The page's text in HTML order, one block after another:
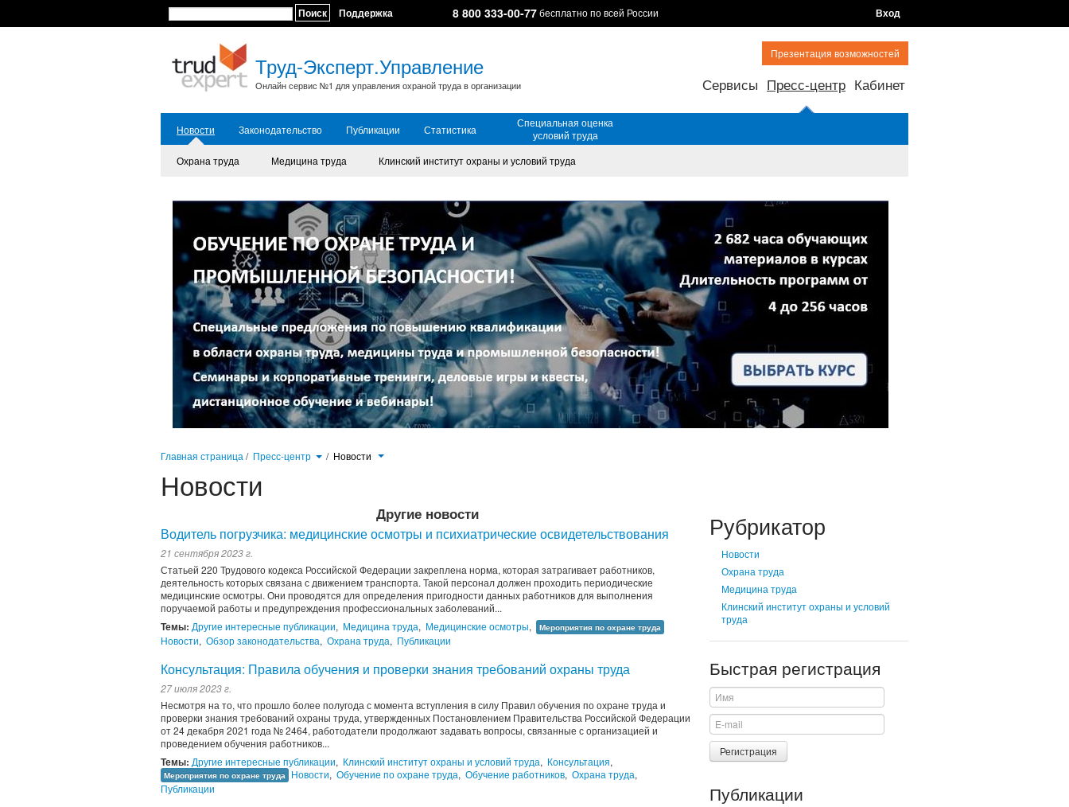
Поиск Поддержка 8 800 333-00-77бесплатно по всей России Вход
Труд-Эксперт.Управление
Онлайн сервис №1 для управления охраной труда в организации
Презентация возможностей
Сервисы Пресс-центр Кабинет
Новости Законодательство Публикации Статистика
Специальная оценка
условий труда
Охрана труда
Медицина труда Клинский институт охраны и условий труда
Главная страница / Пресс-центр / Новости
Новости
Рубрикатор
Новости
Охрана труда
Медицина труда
Клинский институт охраны и условий
труда
Быстрая регистрация
Регистрация
Публикации
Другие новости
Водитель погрузчика: медицинские осмотры и психиатрические освидетельствования
21 сентября 2023 г.
Статьей 220 Трудового кодекса Российской Федерации закреплена норма, которая затрагивает работников,
деятельность которых связана с движением транспорта. Такой персонал должен проходить периодические
медицинские осмотры. Они проводятся для определения пригодности данных работников для выполнения
поручаемой работы и предупреждения профессиональных заболеваний...
Темы: Другие интересные публикации, Медицина труда, Медицинские осмотры, Мероприятия по охране труда
Новости, Обзор законодательства, Охрана труда, Публикации
Консультация: Правила обучения и проверки знания требований охраны труда
27 июля 2023 г.
Несмотря на то, что прошло более полугода с момента вступления в силу Правил обучения по охране труда и
проверки знания требований охраны труда, утвержденных Постановлением Правительства Российской Федерации
от 24 декабря 2021 года № 2464, работодатели продолжают задавать вопросы, связанные с организацией и
проведением обучения работников...
Темы: Другие интересные публикации, Клинский институт охраны и условий труда, Консультация,
Мероприятия по охране труда Новости, Обучение по охране труда, Обучение работников, Охрана труда,
Публикации